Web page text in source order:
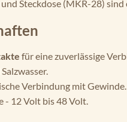
Steckdose (MKR-28)
für eine zuverlässige
Verbindung mit Gewinde.
- 12 Volt bis 48 Volt.